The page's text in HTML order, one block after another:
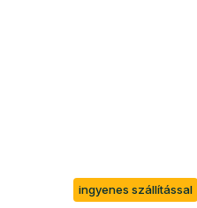
ingyenes szállítással